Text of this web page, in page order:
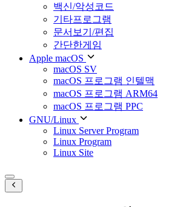
백신/악성코드
기타프로그램
문서보기/편집
간단한게임
Apple macOS
macOS SV
macOS 프로그램 인텔맥
macOS 프로그램 ARM64
macOS 프로그램 PPC
GNU/Linux
Linux Server Program
Linux Program
Linux Site